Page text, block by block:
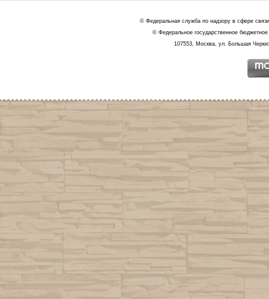
© Федеральная служба по надзору в сфере
© Федеральное государственное
107553, Москва, ул. Большая